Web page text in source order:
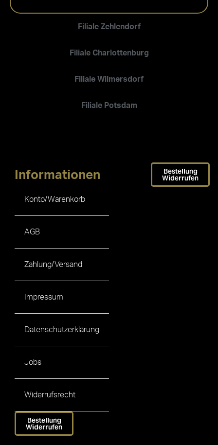
Filiale Zehlendorf
Filiale Charlottenburg
Filiale Wilmersdorf
Filiale Potsdam
Informationen
Konto/Warenkorb
AGB
Zahlung/Versand
Impressum
Datenschutzerklärung
Jobs
Widerrufsrecht
Bestellung
Widerrufen
Bestellung
Widerrufen